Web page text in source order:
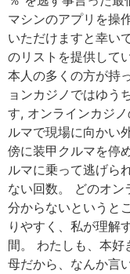
マシンのアプリを
いただけますと幸い
のリストを提供して
本人の多くの方が持
ョンカジノではゆう
す, オンラインカジ
ルマで現場に向かい
傍に装甲クルマを停
ルマに乗って逃げら
ない回数。 どのオ
分からないというと
りやすく、私が理解
間。 わたしも、本好
母だから、なんか言